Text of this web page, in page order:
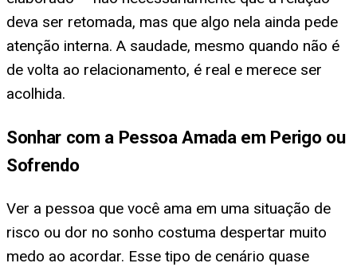
deva ser retomada, mas que algo nela ainda pede
atenção interna. A saudade, mesmo quando não é
de volta ao relacionamento, é real e merece ser
acolhida.
Sonhar com a Pessoa Amada em Perigo ou
Sofrendo
Ver a pessoa que você ama em uma situação de
risco ou dor no sonho costuma despertar muito
medo ao acordar. Esse tipo de cenário quase